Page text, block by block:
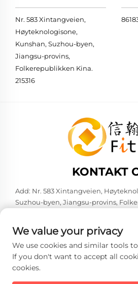
Nr. 583 Xintangveien,
Høyteknologisone,
Kunshan, Suzhou-byen,
Jiangsu-provins,
Folkerepublikken Kina.
215316
KONTAKT
Add: Nr. 583 Xintangveien,
Suzhou-byen, Jiangsu-provins,
Tlf:+86-137 6186 0079
E-post: [email protected]
We value your privacy
We use cookies and similar tools
If you don't want to accept all
cookies.